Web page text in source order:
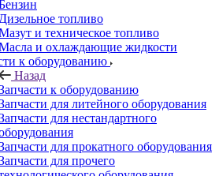
Дизельное топливо
и техническое топливо
и охлаждающие жидкости
к оборудованию
Назад
к оборудованию
для литейного оборудования
для нестандартного
для прокатного оборудования
для прочего